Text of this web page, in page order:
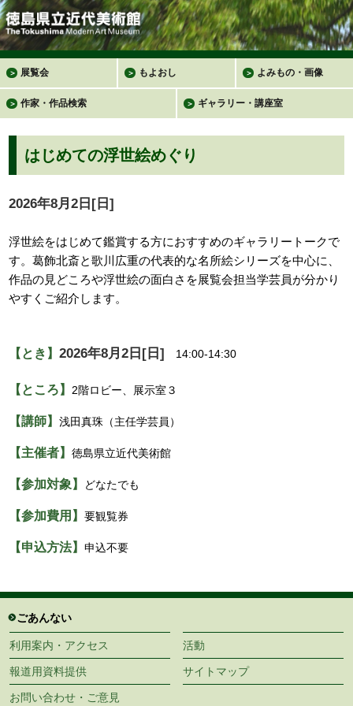
＞ 展覧会 ＞ もよおし ＞ よみもの・画像
＞ 作家・作品検索 ＞ ギャラリー・講座室
ごあんない
利用案内・アクセス 活動
報道用資料提供 サイトマップ
お問い合わせ・ご意見
はじめての浮世絵めぐり
2026年8月2日[日]
浮世絵をはじめて鑑賞する方におすすめのギャラリートークで
す。葛飾北斎と歌川広重の代表的な名所絵シリーズを中心に、
作品の見どころや浮世絵の面白さを展覧会担当学芸員が分かり
やすくご紹介します。
【とき】2026年8月2日[日] 14:00-14:30
【ところ】 2階ロビー、展示室３
【講師】浅田真珠（主任学芸員）
【主催者】徳島県立近代美術館
【参加対象】 どなたでも
【参加費用】要観覧券
【申込方法】申込不要